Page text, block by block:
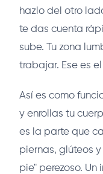
hazlo del otro
te das cuenta
sube. Tu zona
trabajar. Ese es
Así es como
y enrollas tu
es la parte que
piernas, glúteos
pie" perezoso.